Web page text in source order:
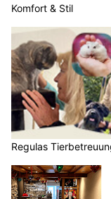
Komfort & Stil
Regulas